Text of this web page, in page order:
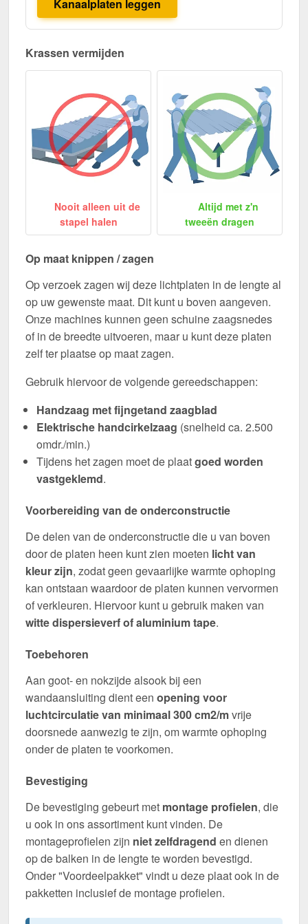
Kanaalplaten leggen
Krassen vermijden
Nooit alleen uit de
stapel halen
Altijd met z'n
tweeën dragen
Op maat knippen / zagen
Op verzoek zagen wij deze lichtplaten in de lengte al
op uw gewenste maat. Dit kunt u boven aangeven.
Onze machines kunnen geen schuine zaagsnedes
of in de breedte uitvoeren, maar u kunt deze platen
zelf ter plaatse op maat zagen.
Gebruik hiervoor de volgende gereedschappen:
Handzaag met fijngetand zaagblad
Elektrische handcirkelzaag (snelheid ca. 2.500
omdr./min.)
Tijdens het zagen moet de plaatgoed worden
vastgeklemd.
Voorbereiding van de onderconstructie
De delen van de onderconstructie die u van boven
door de platen heen kunt zien moeten licht van
kleur zijn, zodat geen gevaarlijke warmte ophoping
kan ontstaan waardoor de platen kunnen vervormen
of verkleuren. Hiervoor kunt u gebruik maken van
witte dispersieverf of aluminium tape.
Toebehoren
Aan goot- en nokzijde alsook bij een
wandaansluiting dient een opening voor
luchtcirculatie van minimaal 300 cm2/mvrije
doorsnede aanwezig te zijn, om warmte ophoping
onder de platen te voorkomen.
Bevestiging
De bevestiging gebeurt met montage profielen, die
u ook in ons assortiment kunt vinden. De
montageprofielen zijn niet zelfdragend en dienen
op de balken in de lengte te worden bevestigd.
Onder "Voordeelpakket" vindt u deze plaat ook in de
pakketten inclusief de montage profielen.